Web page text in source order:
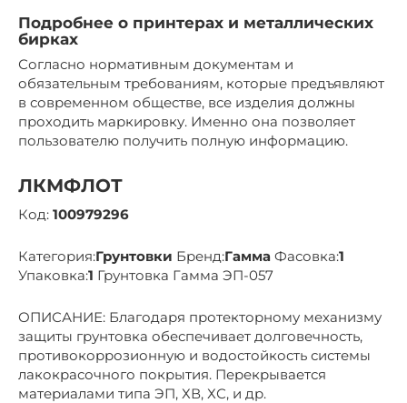
Подробнее о принтерах и металлических
бирках
Согласно нормативным документам и
обязательным требованиям, которые предъявляют
в современном обществе, все изделия должны
проходить маркировку. Именно она позволяет
пользователю получить полную информацию.
ЛКМФЛОТ
Код: 100979296
Категория:Грунтовки Бренд:Гамма Фасовка:1
Упаковка:1 Грунтовка Гамма ЭП-057
ОПИСАНИЕ: Благодаря протекторному механизму
защиты грунтовка обеспечивает долговечность,
противокоррозионную и водостойкость системы
лакокрасочного покрытия. Перекрывается
материалами типа ЭП, ХВ, ХС, и др.